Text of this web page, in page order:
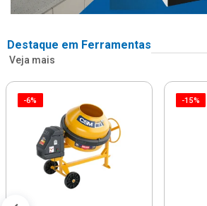
Destaque em Ferramentas
Veja mais
-6% -15%